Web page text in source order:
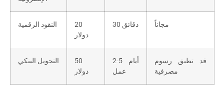
النقود الرقمية
20
دولار
30 دقائق مجاناً
التحويل البنكي
50
دولار
2-5 أيام
عمل
قد تطبق رسوم
مصرفية